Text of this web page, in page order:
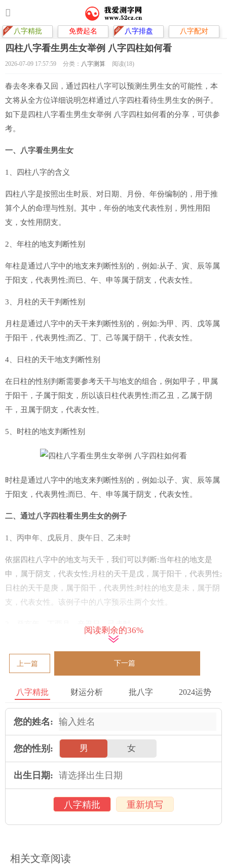
八字精批 免费起名 八字排盘 八字配对
四柱八字看生男生女举例 八字四柱如何看
2026-07-09 17:57:59 分类： 八字测算 阅读(18)
春去冬来春又回，通过四柱八字可以预测生男生女的可能性，本
文将从全方位详细说明怎样通过八字四柱看待生男生女的例子。
如下是四柱八字看生男生女举例 八字四柱如何看的分享，可供参
考。
一、八字看生男生女
1、四柱八字的含义
四柱八字是按照出生时辰、对日期、月份、年份编制的，用于推
算个人的命理与性别。其中，年份的地支代表性别，男性用阳
支，女性用阴支。
2、年柱的地支判断性别
年柱是通过八字中的地支来判断性别的，例如:从子、寅、辰等属
于阳支，代表男性;而巳、午、申等属于阴支，代表女性。
3、月柱的天干判断性别
月柱是通过八字中的天干来判断性别的，例如:为甲、丙、戊等属
于阳干，代表男性;而乙、丁、己等属于阴干，代表女性。
4、日柱的天干地支判断性别
在日柱的性别判断需要参考天干与地支的组合，例如甲子，甲属
于阳干，子属于阳支，所以该日柱代表男性;而乙丑，乙属于阴
干，丑属于阴支，代表女性。
5、时柱的地支判断性别
时柱是通过八字中的地支来判断性别的，例如:以子、寅、辰等属
于阳支，代表男性;而巳、午、申等属于阴支，代表女性。
二、通过八字四柱看生男生女的例子
1、丙申年、戊辰月、庚午日、乙未时
依据四柱八字中的地支与天干，我们可以判断:当年柱的地支是
申，属于阴支，代表女性;月柱的天干是戊，属于阳干，代表男性;
日柱的天干是庚，属于阳干，代表男性;时柱的地支是未，属于阴
支，代表女性。该例子中的八字预示生两个女性。
亥，属于阴支，代表女性;月柱的天干是丁，属于阳干，代表男性;
日柱的天干是辛，属于阳干，代表男性;时柱的地支是未，属于阴
支，代表女性。该例子中的八字预示生一个男性与一个女性。
3、戊寅年、甲辰月、癸未日、丙午时
寅，属于阳支，代表男性;月柱的天干是甲，属于阳干，代表男性;
日柱的天干是癸，属于阴干，代表女性;时柱的地支是午，属于阳
支，代表男性。该例子中的八字预示生三个男性与一个女性。
是要依据具体情况来定夺。
阅读剩余的36%
上一篇 下一篇
八字精批 财运分析 批八字 2024运势
您的姓名:
您的性别: 男 女
出生日期:
八字精批 重新填写
相关文章阅读